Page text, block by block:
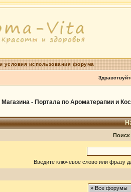
условия использования форума
- Портала по Ароматерапии и
Введите ключевое слово или фразу